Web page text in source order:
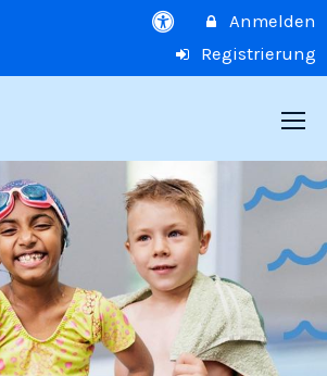
Anmelden
Registrierung